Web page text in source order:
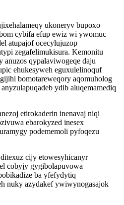
ukoneryv bupoxo
cybifa efup ewiz wi ywomuc
atupajof ocecylujuzop
zegafelimukisura. Kemonitu
qypalaviwogeqe daju
ehukesyweh eguxulelinoquf
bomotareweqory aqomuholog
ydib aluqemamediq
etirokaderin inenavaj niqi
ebarokyzed inesex
podememoli pyfoqezu
cijy etowesyhicanyr
cobyjy gygibolapuvowa
ba yfefydytiq
nuky azydakef ywiwynogasajok